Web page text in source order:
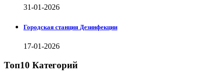
31-01-2026
Городская станция Дезинфекции
17-01-2026
Топ10 Категорий